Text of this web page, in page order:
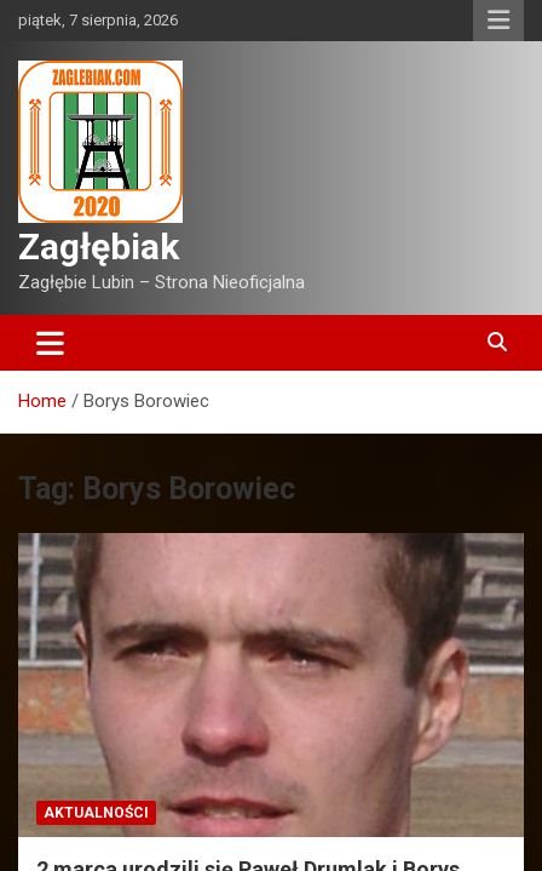
Skip
content
piątek, 7 sierpnia, 2026
Zagłębiak
Zagłębie Lubin – Strona Nieoficjalna
Home Borys Borowiec
Tag: Borys Borowiec
AKTUALNOŚCI